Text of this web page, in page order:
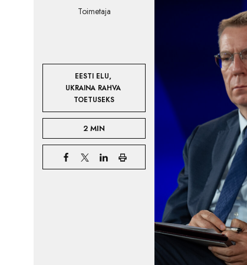
Toimetaja
EESTI ELU,
UKRAINA RAHVA
TOETUSEKS
2 MIN